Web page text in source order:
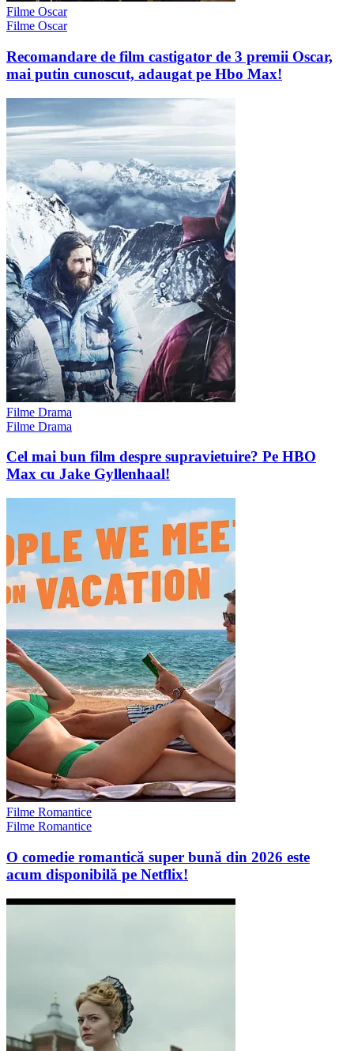
Filme Oscar
Filme Oscar
Recomandare de film castigator de 3 premii Oscar,
mai putin cunoscut, adaugat pe Hbo Max!
Filme Drama
Filme Drama
Cel mai bun film despre supravietuire? Pe HBO
Max cu Jake Gyllenhaal!
Filme Romantice
Filme Romantice
O comedie romantică super bună din 2026 este
acum disponibilă pe Netflix!